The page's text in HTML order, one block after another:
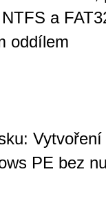
a
oddílem
Vytvoření
PE bez